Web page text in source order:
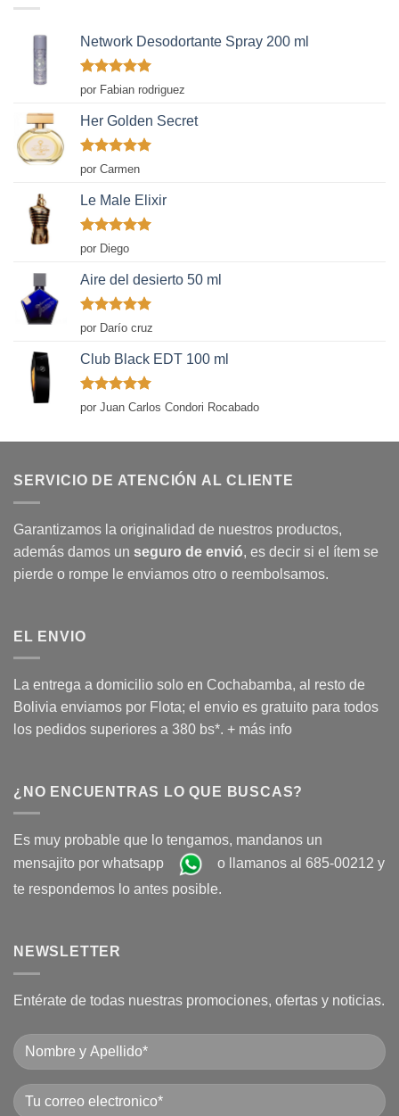
Network Desodortante Spray 200 ml
Valorado
con
por Fabian rodriguez
Her Golden Secret
Valorado
con
por Carmen
Le Male Elixir
Valorado
con
de 5
por Diego
Aire del desierto 50 ml
Valorado
con
por Darío cruz
Club Black EDT 100 ml
Valorado
con
por Juan Carlos Condori Rocabado
SERVICIO DE ATENCIÓN AL CLIENTE
Garantizamos la originalidad de nuestros productos,
además damos un seguro de envió, es decir si el ítem se
pierde o rompe le enviamos otro o reembolsamos.
EL ENVIO
La entrega a domicilio solo en Cochabamba, al resto de
Bolivia enviamos por Flota; el envio es gratuito para todos
los pedidos superiores a 380 bs*. + más info
¿NO ENCUENTRAS LO QUE BUSCAS?
Es muy probable que lo tengamos, mandanos un
mensajito por whatsapp
o llamanos al 685-00212 y
te respondemos lo antes posible.
NEWSLETTER
Entérate de todas nuestras promociones, ofertas y noticias.